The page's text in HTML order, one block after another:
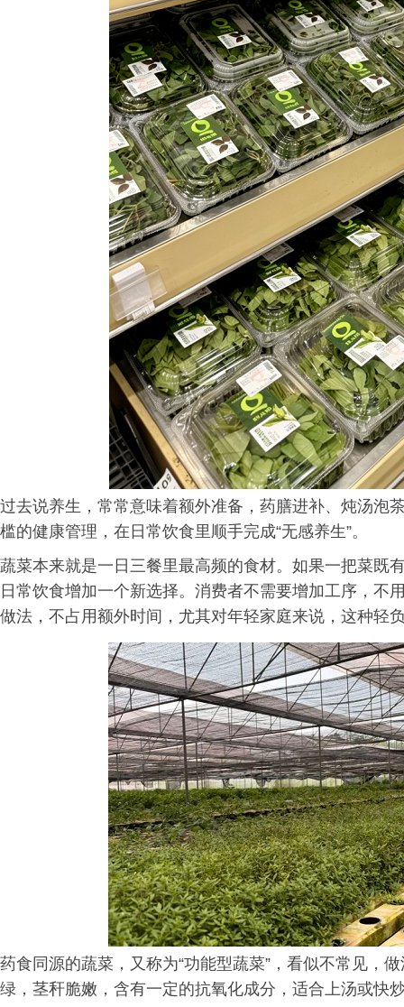
过去说养生，常常意味着额外准备，药膳进补、炖汤泡
槛的健康管理，在日常饮食里顺手完成“无感养生”。
蔬菜本来就是一日三餐里最高频的食材。如果一把菜既
日常饮食增加一个新选择。消费者不需要增加工序，不
做法，不占用额外时间，尤其对年轻家庭来说，这种轻
药食同源的蔬菜，又称为“功能型蔬菜”，看似不常见，
绿，茎秆脆嫩，含有一定的抗氧化成分，适合上汤或快